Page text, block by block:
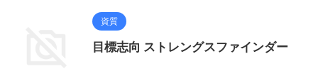
資質
目標志向 ストレングスファインダー